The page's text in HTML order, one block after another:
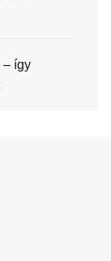
– így